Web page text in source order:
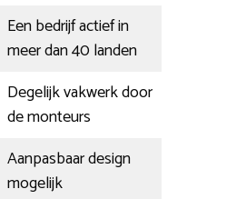
Een bedrijf actief in
meer dan 40 landen
Degelijk vakwerk door
de monteurs
Aanpasbaar design
mogelijk